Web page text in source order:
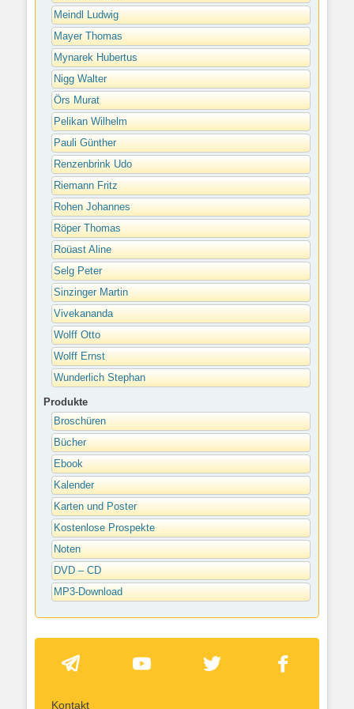
Meindl Ludwig
Mayer Thomas
Mynarek Hubertus
Nigg Walter
Örs Murat
Pelikan Wilhelm
Pauli Günther
Renzenbrink Udo
Riemann Fritz
Rohen Johannes
Röper Thomas
Roüast Aline
Selg Peter
Sinzinger Martin
Vivekananda
Wolff Otto
Wolff Ernst
Wunderlich Stephan
Produkte
Broschüren
Bücher
Ebook
Kalender
Karten und Poster
Kostenlose Prospekte
Noten
DVD – CD
MP3-Download
Kontakt